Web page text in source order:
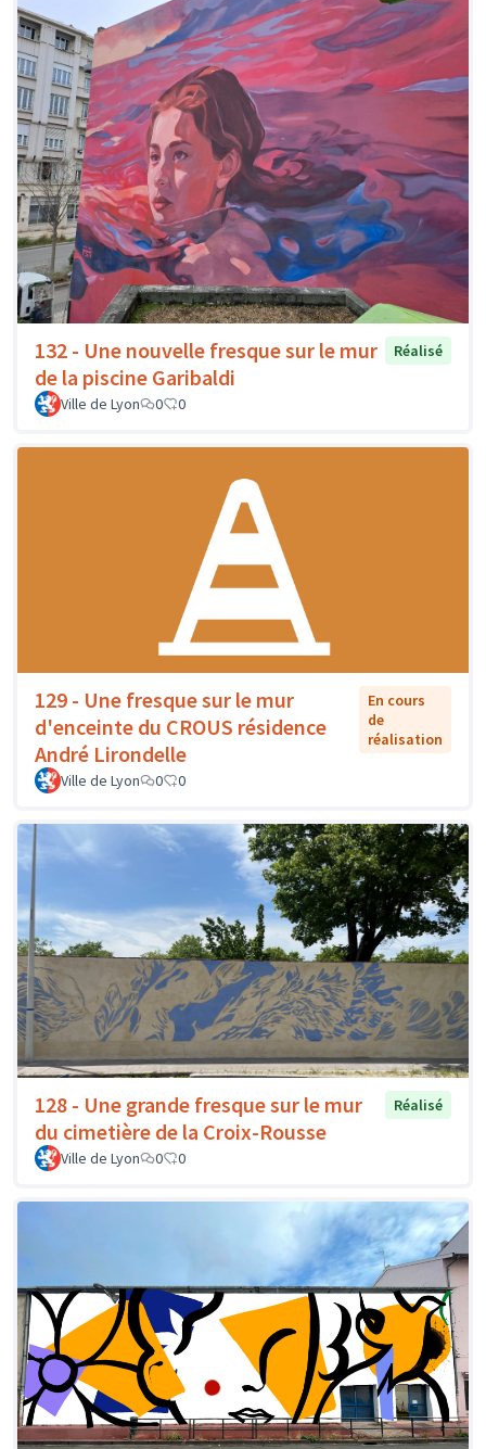
132 - Une nouvelle fresque sur le mur
de la piscine Garibaldi
Réalisé
Ville de Lyon 0 0
129 - Une fresque sur le mur
d'enceinte du CROUS résidence
André Lirondelle
En cours
de
réalisation
Ville de Lyon 0 0
128 - Une grande fresque sur le mur
du cimetière de la Croix-Rousse
Réalisé
Ville de Lyon 0 0